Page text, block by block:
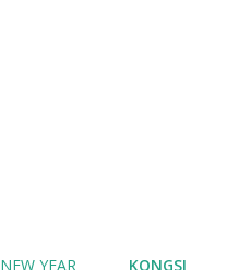
NEW YEAR KONGSI